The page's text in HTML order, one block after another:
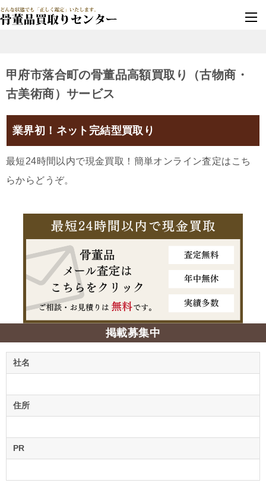
甲府市落合町の骨董品高額買取り（古物商・
古美術商）サービス
業界初！ネット完結型買取り
最短24時間以内で現金買取！簡単オンライン査定はこち
らからどうぞ。
掲載募集中
社名
住所
PR